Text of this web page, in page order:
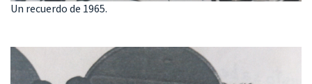
Un recuerdo de 1965.